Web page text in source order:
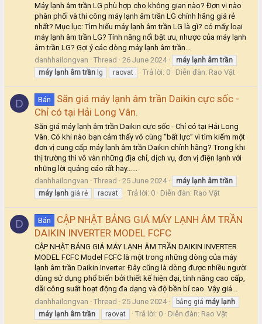
Máy lạnh âm trần LG phù hợp cho không gian nào? Đơn vị nào
phân phối và thi công máy lạnh âm trần LG chính hãng giá rẻ
nhất? Mục lục: Tìm hiểu máy lạnh âm trần LG là gì? có mấy loại
máy lạnh âm trần LG? Tính năng nổi bật ưu, nhược của máy lạnh
âm trần LG? Gợi ý các dòng máy lạnh âm trần...
danhhailongvan
Thread 26 June 2024 máy lạnh âm trần
máy lạnh âm trần lg raovat Trả lời: 0 Diễn đàn: Rao Vặt
D Bán
Săn giá máy lạnh âm trần Daikin cực sốc -
Chỉ có tại Hải Long Vân.
Săn giá máy lạnh âm trần Daikin cực sốc - Chỉ có tại Hải Long
Vân. Có khi nào bạn cảm thấy vô cùng “bất lực” vì tìm kiếm một
đơn vị cung cấp máy lạnh âm trần Daikin chính hãng? Trong khi
thị trường thì vô vàn những địa chỉ, dịch vụ, đơn vị điện lạnh với
những lời quảng cáo rất hay…...
danhhailongvan
Thread 25 June 2024 máy lạnh âm trần
máy lạnh giá rẻ raovat Trả lời: 0 Diễn đàn: Rao Vặt
D Bán
CẬP NHẬT BẢNG GIÁ MÁY LẠNH ÂM TRẦN
DAIKIN INVERTER MODEL FCFC
CẬP NHẬT BẢNG GIÁ MÁY LẠNH ÂM TRẦN DAIKIN INVERTER
MODEL FCFC Model FCFC là một trong những dòng của máy
lạnh âm trần Daikin Inverter. Đây cũng là dòng được nhiều người
dùng sử dụng phổ biến bởi thiết kế hiện đại, tính năng cao cấp,
dãi công suất hoạt động đa dạng và độ bền bỉ cao. Vậy giá...
danhhailongvan
Thread 25 June 2024 bảng giá máy lạnh
máy lạnh âm trần raovat Trả lời: 0 Diễn đàn: Rao Vặt